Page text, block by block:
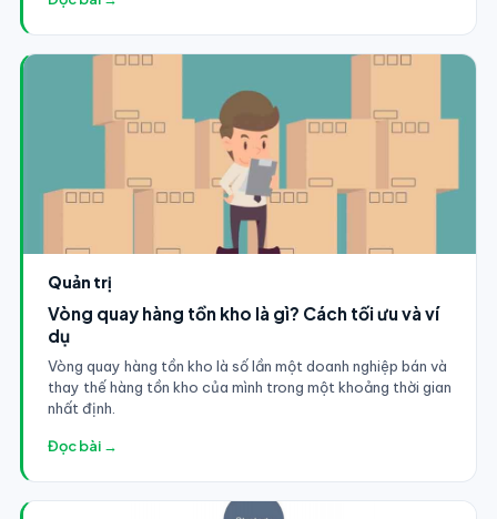
Quản trị
Vòng quay hàng tồn kho là gì? Cách tối ưu và ví
dụ
Vòng quay hàng tồn kho là số lần một doanh nghiệp bán và
thay thế hàng tồn kho của mình trong một khoảng thời gian
nhất định.
Đọc bài →